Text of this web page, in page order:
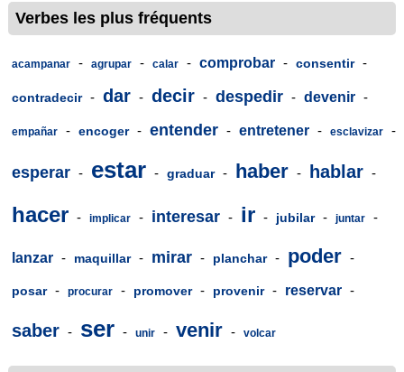
Verbes les plus fréquents
acampanar - agrupar - calar - comprobar - consentir -
contradecir - dar - decir - despedir - devenir -
empañar - encoger - entender - entretener - esclavizar -
esperar - estar - graduar - haber - hablar -
hacer - implicar - interesar - ir - jubilar - juntar -
lanzar - maquillar - mirar - planchar - poder -
posar - procurar - promover - provenir - reservar -
saber - ser - unir - venir - volcar